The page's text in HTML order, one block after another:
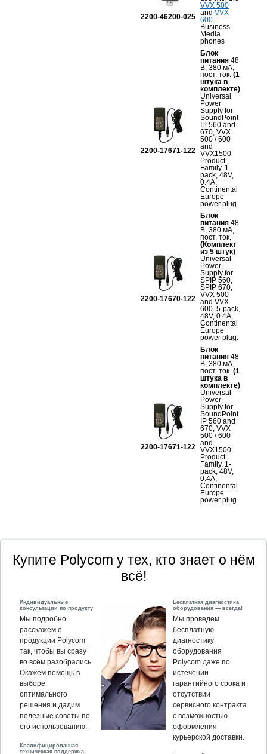
2200-46200-025
VVX 500
and VVX
600
Business
Media
phones
2200-17671-122
Блок
питания 48
В, 380 мА,
пост. ток. (1
штука в
комплекте)
Universal
Power
Supply for
SoundPoint
IP 560 and
670, VVX
500 / 600
and
VVX1500
Product
Family. 1-
pack, 48V,
0.4A,
Continental
Europe
power plug.
2200-17670-122
Блок
питания 48
В, 380 мА,
пост. ток.
(Комплект
из 5 штук)
Universal
Power
Supply for
SPIP 560,
SPIP 670,
VVX 500
and VVX
600. 5-pack,
48V, 0.4A,
Continental
Europe
power plug.
2200-17671-122
Блок
питания 48
В, 380 мА,
пост. ток. (1
штука в
комплекте)
Universal
Power
Supply for
SoundPoint
IP 560 and
670, VVX
500 / 600
and
VVX1500
Product
Family. 1-
pack, 48V,
0.4A,
Continental
Europe
power plug.
Купите Polycom у тех, кто знает о нём
всё!
Индивидуальные
консультации по продукту
Мы подробно
расскажем о
продукции Polycom
так, чтобы вы сразу
во всём разобрались.
Окажем помощь в
выборе
оптимального
решения и дадим
полезные советы по
его использованию.
Квалифицированная
техническая поддержка
Бесплатная диагностика
оборудования — всегда!
Мы проведем
бесплатную
диагностику
оборудования
Polycom даже по
истечении
гарантийного срока и
отсутствии
сервисного контракта
с возможностью
оформления
курьерской доставки.